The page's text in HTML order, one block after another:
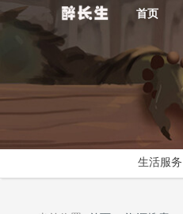
首页
生活服务